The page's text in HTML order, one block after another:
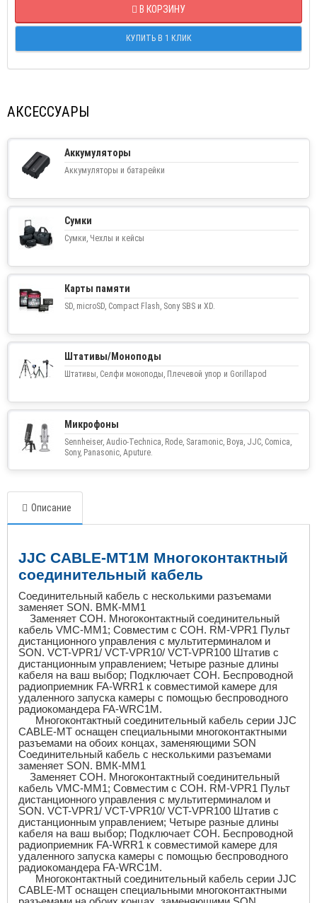
В КОРЗИНУ
КУПИТЬ В 1 КЛИК
АКСЕССУАРЫ
Аккумуляторы
Аккумуляторы и батарейки
Сумки
Сумки, Чехлы и кейсы
Карты памяти
SD, microSD, Compact Flash, Sony SBS и XD.
Штативы/Моноподы
Штативы, Селфи моноподы, Плечевой упор и Gorillapod
Микрофоны
Sennheiser, Audio-Technica, Rode, Saramonic, Boya, JJC, Comica,
Sony, Panasonic, Aputure.
Описание
JJC CABLE-MT1M Многоконтактный
соединительный кабель
Соединительный кабель с несколькими разъемами
заменяет SON. ВМК-ММ1
Заменяет СОН. Многоконтактный соединительный
кабель VMC-MM1; Совместим с СОН. RM-VPR1 Пульт
дистанционного управления с мультитерминалом и
SON. VCT-VPR1/ VCT-VPR10/ VCT-VPR100 Штатив с
дистанционным управлением; Четыре разные длины
кабеля на ваш выбор; Подключает СОН. Беспроводной
радиоприемник FA-WRR1 к совместимой камере для
удаленного запуска камеры с помощью беспроводного
радиокомандера FA-WRC1M.
Многоконтактный соединительный кабель серии JJC
CABLE-MT оснащен специальными многоконтактными
разъемами на обоих концах, заменяющими SON
Соединительный кабель с несколькими разъемами
заменяет SON. ВМК-ММ1
Заменяет СОН. Многоконтактный соединительный
кабель VMC-MM1; Совместим с СОН. RM-VPR1 Пульт
дистанционного управления с мультитерминалом и
SON. VCT-VPR1/ VCT-VPR10/ VCT-VPR100 Штатив с
дистанционным управлением; Четыре разные длины
кабеля на ваш выбор; Подключает СОН. Беспроводной
радиоприемник FA-WRR1 к совместимой камере для
удаленного запуска камеры с помощью беспроводного
радиокомандера FA-WRC1M.
Многоконтактный соединительный кабель серии JJC
CABLE-MT оснащен специальными многоконтактными